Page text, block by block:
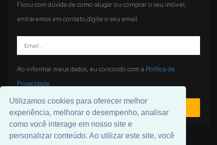
Utilizamos cookies para oferecer melhor
experiência, melhorar o desempenho, analisar
como você interage em nosso site e
personalizar conteúdo. Ao utilizar este site, você
Ficou com dúvida de como alugar ou comprar o seu imóvel,
entraremos em contato,digite o seu email
Ao informar meus dados, eu concordo com a Política de
Privacidade.